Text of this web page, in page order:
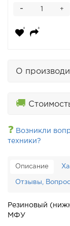
+
-
О
🚚
❓ Возникли
техники?
Описание
Отзывы,
Резиновый
МФУ